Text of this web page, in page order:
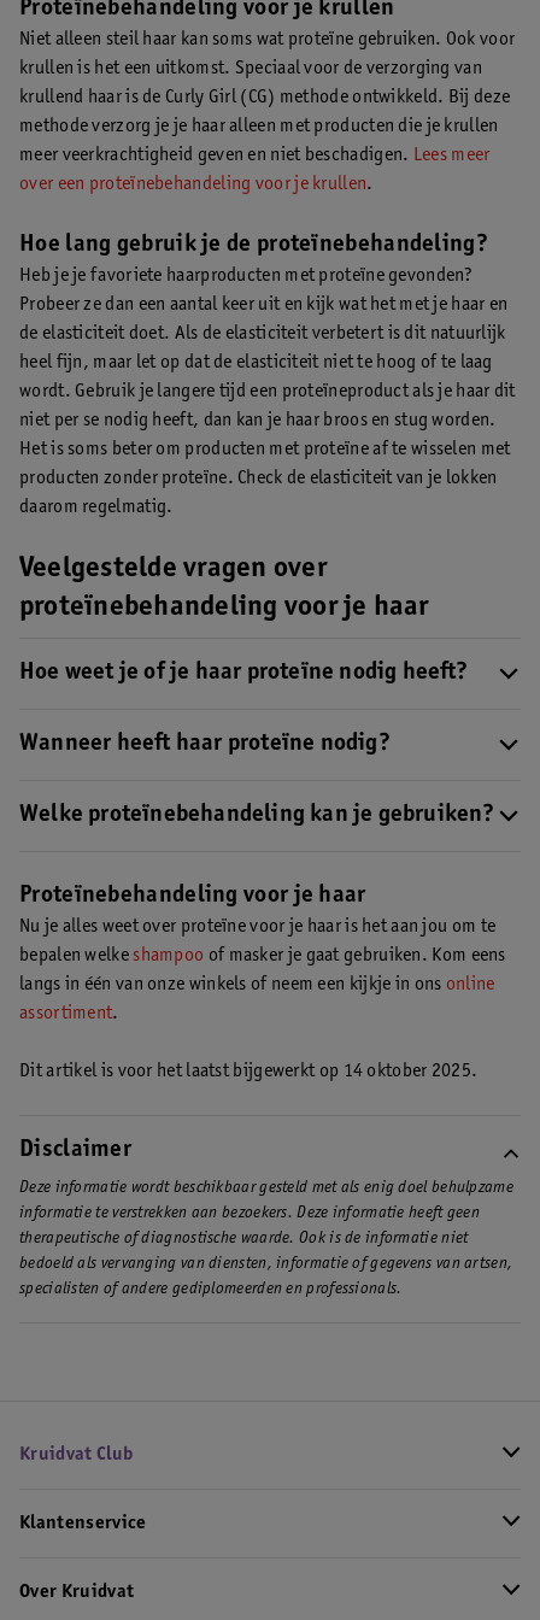
Proteïnebehandeling voor je krullen
Niet alleen steil haar kan soms wat proteïne gebruiken. Ook voor
krullen is het een uitkomst. Speciaal voor de verzorging van
krullend haar is de Curly Girl (CG) methode ontwikkeld. Bij deze
methode verzorg je je haar alleen met producten die je krullen
meer veerkrachtigheid geven en niet beschadigen. Lees meer
over een proteïnebehandeling voor je krullen.
Hoe lang gebruik je de proteïnebehandeling?
Heb je je favoriete haarproducten met proteïne gevonden?
Probeer ze dan een aantal keer uit en kijk wat het met je haar en
de elasticiteit doet. Als de elasticiteit verbetert is dit natuurlijk
heel fijn, maar let op dat de elasticiteit niet te hoog of te laag
wordt. Gebruik je langere tijd een proteïneproduct als je haar dit
niet per se nodig heeft, dan kan je haar broos en stug worden.
Het is soms beter om producten met proteïne af te wisselen met
producten zonder proteïne. Check de elasticiteit van je lokken
daarom regelmatig.
Veelgestelde vragen over
proteïnebehandeling voor je haar
Hoe weet je of je haar proteïne nodig heeft?
Je kan de elasticiteit testen door één of twee haren tussen je
hoe het gesteld is met de elasticiteit van je haar
Wanneer heeft haar proteïne nodig?
Zwem je bijvoorbeeld veel in chloorwater, gebruik je veel
favoriete proteïneshampoos .
Welke proteïnebehandeling kan je gebruiken?
voor een proteïneshampoo of -masker.
favoriete proteïneshampoos voor je op een rijtje gezet
Proteïnebehandeling voor je haar
Nu je alles weet over proteïne voor je haar is het aan jou om te
bepalen welke shampoo of masker je gaat gebruiken. Kom eens
langs in één van onze winkels of neem een kijkje in ons online
assortiment.
Dit artikel is voor het laatst bijgewerkt op 14 oktober 2025.
Disclaimer
Deze informatie wordt beschikbaar gesteld met als enig doel behulpzame
informatie te verstrekken aan bezoekers. Deze informatie heeft geen
therapeutische of diagnostische waarde. Ook is de informatie niet
bedoeld als vervanging van diensten, informatie of gegevens van artsen,
specialisten of andere gediplomeerden en professionals.
Kruidvat Club
Klantenservice
Over Kruidvat